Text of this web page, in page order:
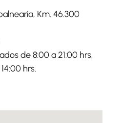
Km. 46.300
de 8:00 a 21:00 hrs.
hrs.